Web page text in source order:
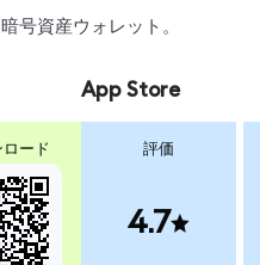
号資産ウォレット。
ロード
App Store
評価
4.7